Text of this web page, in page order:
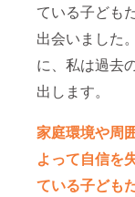
ている子ども
出会いました
に、私は過去
出します。
家庭環境や周
よって自信を
ている子ども